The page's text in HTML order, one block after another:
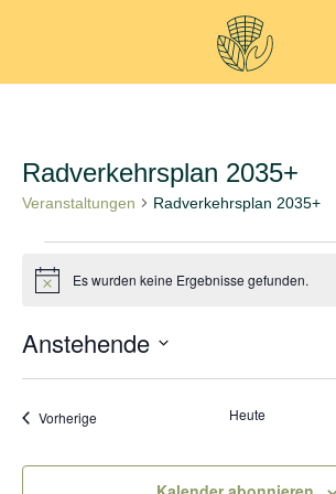
Inhalt
Radverkehrsplan 2035+
Veranstaltungen Radverkehrsplan 2035+
HinweisEs wurden keine Ergebnisse gefunden.
Anstehende
VorherigeVeranstaltungen Heute